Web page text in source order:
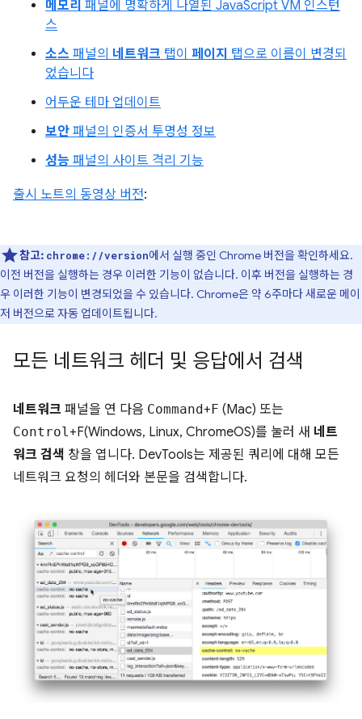
메모리 패널에 명확하게 나열된 JavaScript VM 인스턴
스
소스 패널의 네트워크 탭이 페이지 탭으로 이름이 변경되
었습니다
어두운 테마 업데이트
보안 패널의 인증서 투명성 정보
성능 패널의 사이트 격리 기능
출시 노트의 동영상 버전:
참고: chrome://version에서 실행 중인 Chrome 버전을 확인하세요.
이전 버전을 실행하는 경우 이러한 기능이 없습니다. 이후 버전을 실행하는 경
우 이러한 기능이 변경되었을 수 있습니다. Chrome은 약 6주마다 새로운 메이
저 버전으로 자동 업데이트됩니다.
모든 네트워크 헤더 및 응답에서 검색
네트워크 패널을 연 다음 Command+F (Mac) 또는
Control+F(Windows, Linux, ChromeOS)를 눌러 새 네트
워크 검색 창을 엽니다. DevTools는 제공된 쿼리에 대해 모든
네트워크 요청의 헤더와 본문을 검색합니다.